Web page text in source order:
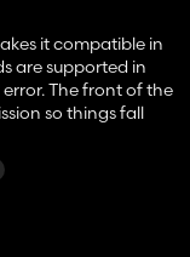
it compatible in
are supported in
The front of the
so things fall